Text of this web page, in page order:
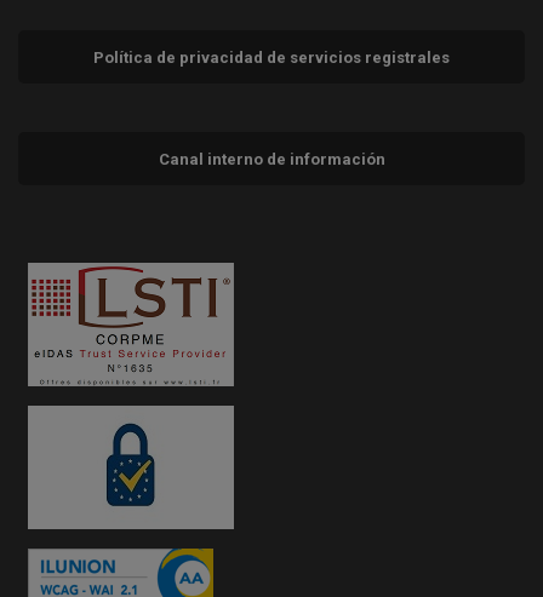
Política de privacidad de servicios registrales
Canal interno de información